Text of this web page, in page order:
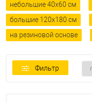
небольшие 40x60 см
большие 120x180 см
на резиновой основе
Фильтр